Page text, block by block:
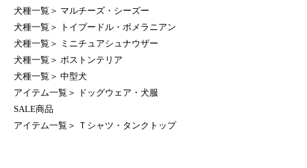
犬種一覧 ＞ マルチーズ・シーズー
犬種一覧 ＞
トイプードル・ポメラニアン
犬種一覧 ＞
ミニチュアシュナウザー
犬種一覧 ＞ ボストンテリア
犬種一覧 ＞ 中型犬
アイテム一覧 ＞
ドッグウェア・犬服
SALE商品
アイテム一覧 ＞ Ｔシャツ・タンクトップ